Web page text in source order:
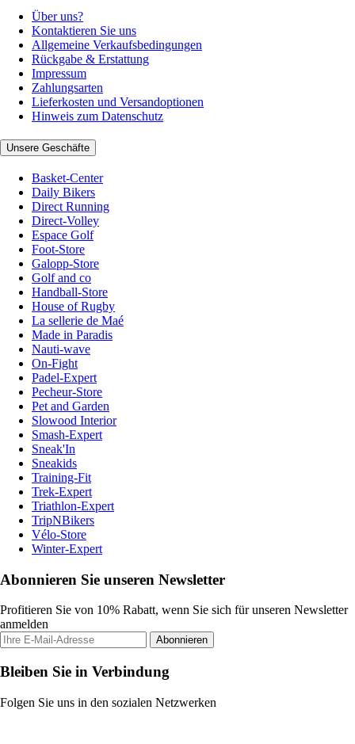
Über uns?
Kontaktieren Sie uns
Allgemeine Verkaufsbedingungen
Rückgabe & Erstattung
Impressum
Zahlungsarten
Lieferkosten und Versandoptionen
Hinweis zum Datenschutz
Unsere Geschäfte
Basket-Center
Daily Bikers
Direct Running
Direct-Volley
Espace Golf
Foot-Store
Galopp-Store
Golf and co
Handball-Store
House of Rugby
La sellerie de Maé
Made in Paradis
Nauti-wave
On-Fight
Padel-Expert
Pecheur-Store
Pet and Garden
Slowood Interior
Smash-Expert
Sneak'In
Sneakids
Training-Fit
Trek-Expert
Triathlon-Expert
TripNBikers
Vélo-Store
Winter-Expert
Abonnieren Sie unseren Newsletter
Profitieren Sie von 10% Rabatt, wenn Sie sich für unseren Newsletter
anmelden
Abonnieren
Bleiben Sie in Verbindung
Folgen Sie uns in den sozialen Netzwerken